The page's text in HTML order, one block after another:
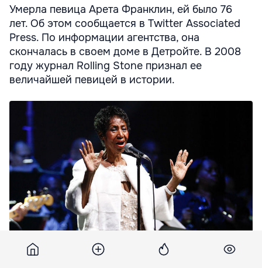
Умерла певица Арета Франклин, ей было 76
лет. Об этом сообщается в Twitter Associated
Press. По информации агентства, она
скончалась в своем доме в Детройте. В 2008
году журнал Rolling Stone признал ее
величайшей певицей в истории.
Умерла величайшая певица в истории.